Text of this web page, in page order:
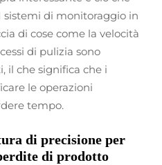
sistemi di monitoraggio in
di cose come la velocità
di pulizia sono
il che significa che i
le operazioni
tempo.
di precisione per
di prodotto